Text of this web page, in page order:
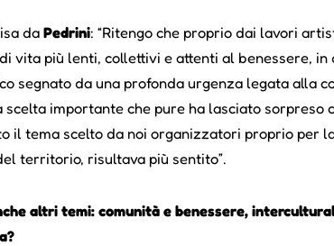
da Pedrini: “Ritengo che proprio dai lavori
vita più lenti, collettivi e attenti al benessere,
segnato da una profonda urgenza legata alla
scelta importante che pure ha lasciato sorpreso
il tema scelto da noi organizzatori proprio per
territorio, risultava più sentito”.
altri temi: comunità e benessere,